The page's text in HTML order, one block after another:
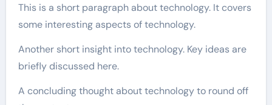
This is a short paragraph about technology. It covers
some interesting aspects of technology.
Another short insight into technology. Key ideas are
briefly discussed here.
A concluding thought about technology to round off